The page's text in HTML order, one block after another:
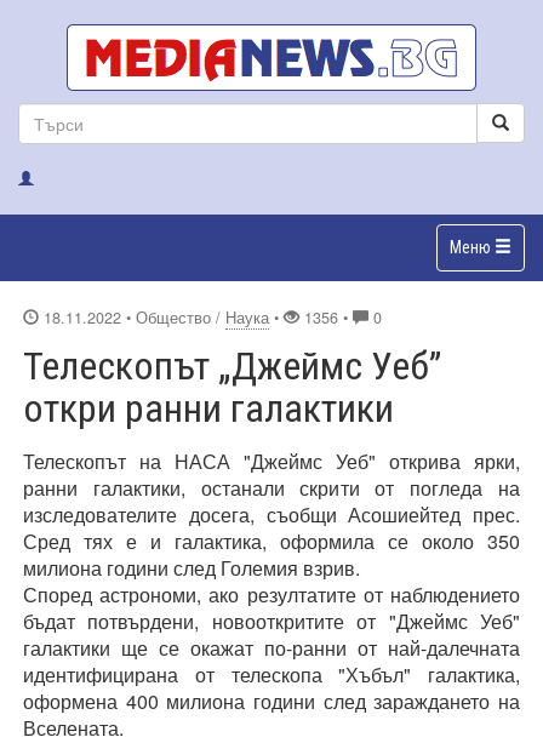
Меню
18.11.2022 • Общество / Наука • 1356 • 0
Телескопът „Джеймс Уеб”
откри ранни галактики
Телескопът на НАСА "Джеймс Уеб" открива ярки,
ранни галактики, останали скрити от погледа на
изследователите досега, съобщи Асошиейтед прес.
Сред тях е и галактика, оформила се около 350
милиона години след Големия взрив.
Според астрономи, ако резултатите от наблюдението
бъдат потвърдени, новооткритите от "Джеймс Уеб"
галактики ще се окажат по-ранни от най-далечната
идентифицирана от телескопа "Хъбъл" галактика,
оформена 400 милиона години след зараждането на
Вселената.